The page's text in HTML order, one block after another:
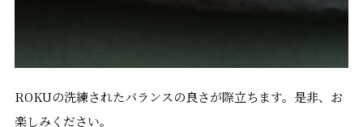
ROKUの洗練されたバランスの良さが際立ちます。是非、お
楽しみください。